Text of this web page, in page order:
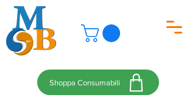
Shoppa Consumabili